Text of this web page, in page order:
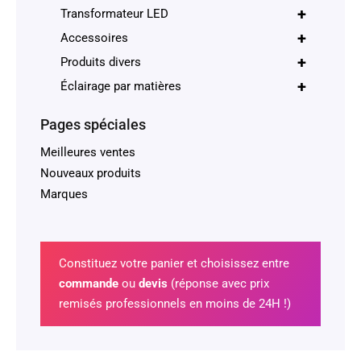
+
Transformateur LED
+
Accessoires
+
Produits divers
+
Éclairage par matières
Pages spéciales
Meilleures ventes
Nouveaux produits
Marques
Constituez votre panier et choisissez entre
commandeou devis (réponse avec prix
remisés professionnels en moins de 24H !)